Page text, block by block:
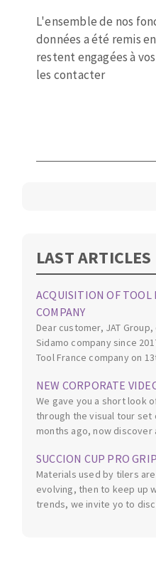
Laying grouts
Clean-up
Drill bits
Router bits
Knives
Band saw blades
Quick stick sanding
Flap disks
Cleaning disk
Fiber disks
Mounted Points
Brushes
grinding wheels
Sanding belts
Sanding rolls
Vacuum cleaners
MACHINERY
L'ensemble de nos
données a été remis
restent engagées à
les contacter
LAST ARTICLES
ACQUISITION OF TOOL
COMPANY
Dear customer, JAT
Sidamo company since
Tool France company on
NEW CORPORATE
We gave you a short look
through the visual tour set
months ago, now
SUCCION CUP PRO
Materials used by tilers
evolving, then to keep up
trends, we invite yo to